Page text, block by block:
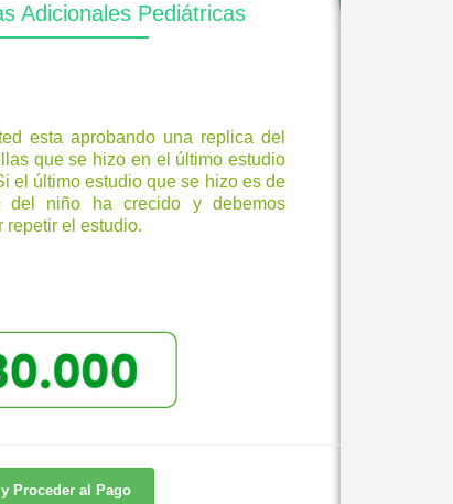
Adicionales Pediátricas
esta aprobando una replica del
que se hizo en el último estudio
el último estudio que se hizo es de
niño ha crecido y debemos
repetir el estudio.
Proceder al Pago